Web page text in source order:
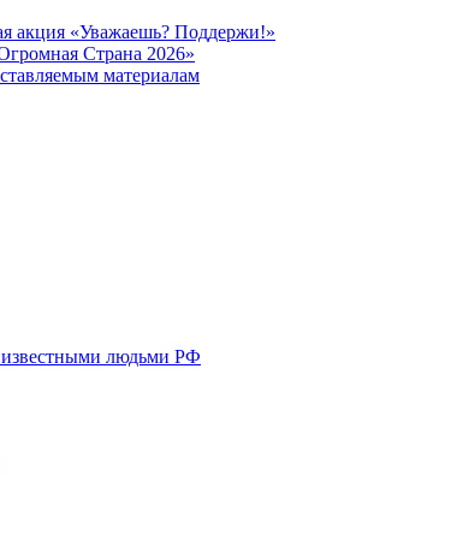
акция «Уважаешь? Поддержи!»
Страна 2026»
материалам
известными людьми РФ